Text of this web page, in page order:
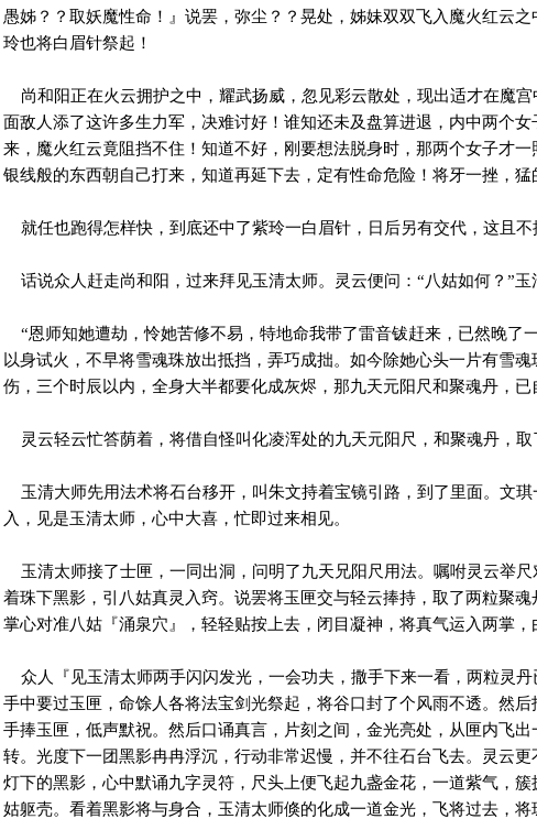
愚姊？？取妖魔性命！』说罢，弥尘？？晃处，姊妹双双飞入魔火红云
玲也将白眉针祭起！
尚和阳正在火云拥护之中，耀武扬威，忽见彩云散处，现出适才在魔
面敌人添了这许多生力军，决难讨好！谁知还未及盘算进退，内中两个
来，魔火红云竟阻挡不住！知道不好，刚要想法脱身时，那两个女子才
银线般的东西朝自己打来，知道再延下去，定有性命危险！将牙一挫，
就任也跑得怎样快，到底还中了紫玲一白眉针，日后另有交代，这且不
话说众人赶走尚和阳，过来拜见玉清太师。灵云便问：“八姑如何？”玉
“恩师知她遭劫，怜她苦修不易，特地命我带了雷音钹赶来，已然晚了
以身试火，不早将雪魂珠放出抵挡，弄巧成拙。如今除她心头一片有雪
伤，三个时辰以内，全身大半都要化成灰烬，那九天元阳尺和聚魂丹，已
灵云轻云忙答荫着，将借自怪叫化凌浑处的九天元阳尺，和聚魂丹，取
玉清大师先用法术将石台移开，叫朱文持着宝镜引路，到了里面。文
入，见是玉清太师，心中大喜，忙即过来相见。
玉清太师接了士匣，一同出洞，问明了九天兄阳尺用法。嘱咐灵云举
着珠下黑影，引八姑真灵入窍。说罢将玉匣交与轻云捧持，取了两粒聚
掌心对准八姑『涌泉穴』，轻轻贴按上去，闭目凝神，将真气运入两掌，
众人『见玉清太师两手闪闪发光，一会功夫，撒手下来一看，两粒灵
手中要过玉匣，命馀人各将法宝剑光祭起，将谷口封了个风雨不透。然
手捧玉匣，低声默祝。然后口诵真言，片刻之间，金光亮处，从匣内飞
转。光度下一团黑影冉冉浮沉，行动非常迟慢，并不往石台飞去。灵云
灯下的黑影，心中默诵九字灵符，尺头上便飞起九盏金花，一道紫气，
姑躯壳。看着黑影将与身合，玉清太师倏的化成一道金光，飞将过去，